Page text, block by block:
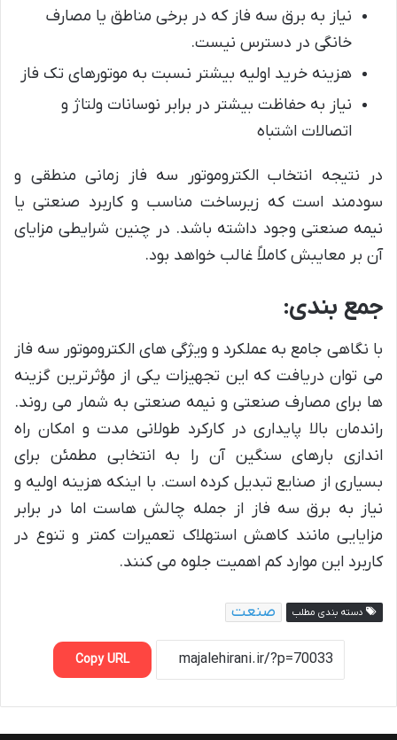
نیاز به برق سه فاز که در برخی مناطق یا مصارف
خانگی در دسترس نیست.
هزینه خرید اولیه بیشتر نسبت به موتورهای تک فاز
نیاز به حفاظت بیشتر در برابر نوسانات ولتاژ و
اتصالات اشتباه
در نتیجه انتخاب الکتروموتور سه فاز زمانی منطقی و
سودمند است که زیرساخت مناسب و کاربرد صنعتی یا
نیمه صنعتی وجود داشته باشد. در چنین شرایطی مزایای
آن بر معایبش کاملاً غالب خواهد بود.
جمع بندی:
با نگاهی جامع به عملکرد و ویژگی های الکتروموتور سه فاز
می توان دریافت که این تجهیزات یکی از مؤثرترین گزینه
ها برای مصارف صنعتی و نیمه صنعتی به شمار می روند.
راندمان بالا پایداری در کارکرد طولانی مدت و امکان راه
اندازی بارهای سنگین آن را به انتخابی مطمئن برای
بسیاری از صنایع تبدیل کرده است. با اینکه هزینه اولیه و
نیاز به برق سه فاز از جمله چالش هاست اما در برابر
مزایایی مانند کاهش استهلاک تعمیرات کمتر و تنوع در
کاربرد این موارد کم اهمیت جلوه می کنند.
دسته بندی مطلب صنعت
Copy URL